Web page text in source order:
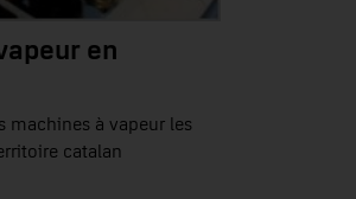
en
machines à vapeur les
catalan